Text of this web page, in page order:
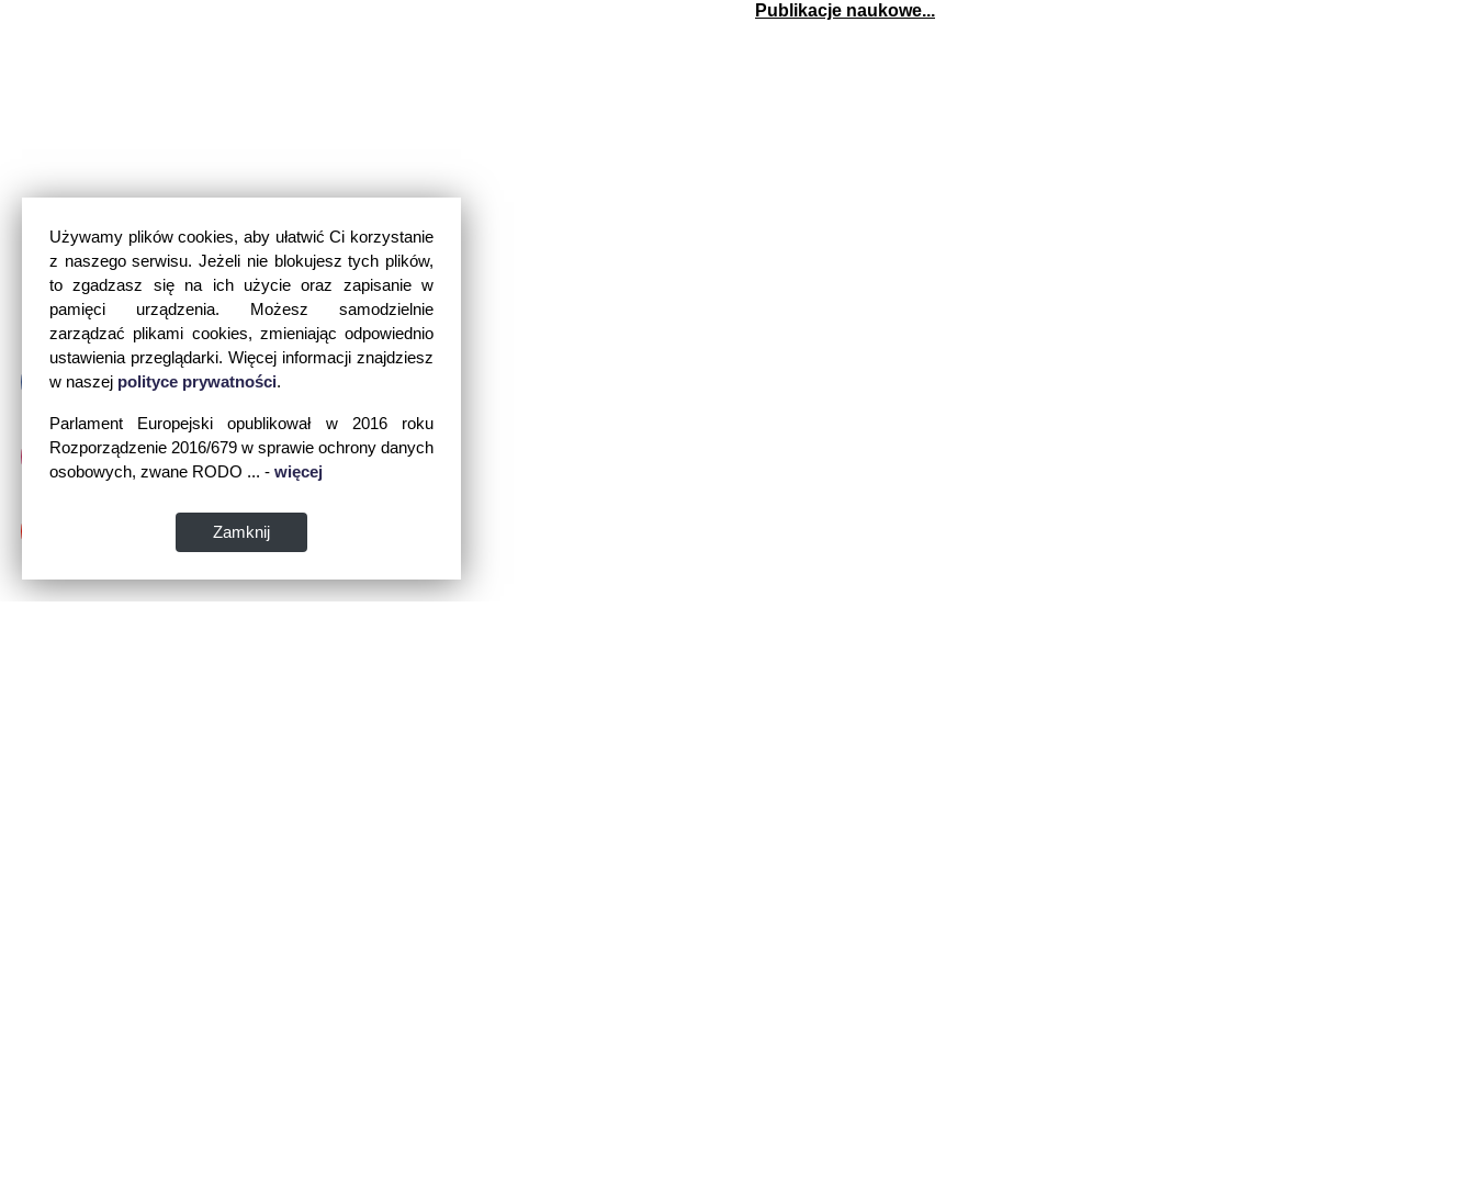
Używamy plików cookies, aby ułatwić Ci korzystanie
z naszego serwisu. Jeżeli nie blokujesz tych plików,
to zgadzasz się na ich użycie oraz zapisanie w
pamięci urządzenia. Możesz samodzielnie
zarządzać plikami cookies, zmieniając odpowiednio
ustawienia przeglądarki. Więcej informacji znajdziesz
w naszej polityce prywatności.
Parlament Europejski opublikował w 2016 roku
Rozporządzenie 2016/679 w sprawie ochrony danych
osobowych, zwane RODO ... - więcej
Zamknij
Publikacje naukowe...